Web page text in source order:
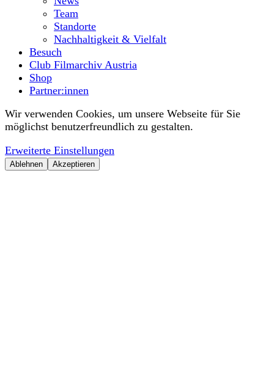
Team
Standorte
Nachhaltigkeit & Vielfalt
Besuch
Club Filmarchiv Austria
Shop
Partner:innen
Wir verwenden Cookies, um unsere Webseite für Sie
möglichst benutzerfreundlich zu gestalten.
Erweiterte Einstellungen
Ablehnen Akzeptieren